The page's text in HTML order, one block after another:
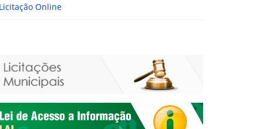
Online